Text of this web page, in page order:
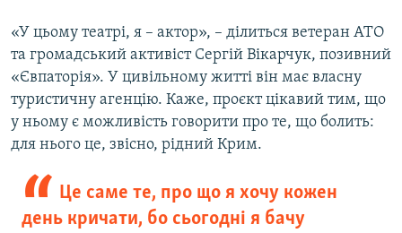
«У цьому театрі, я – актор», – ділиться ветеран АТО
та громадський активіст Сергій Вікарчук, позивний
«Євпаторія». У цивільному житті він має власну
туристичну агенцію. Каже, проєкт цікавий тим, що
у ньому є можливість говорити про те, що болить:
для нього це, звісно, рідний Крим.
Це саме те, про що я хочу кожен
день кричати, бо сьогодні я бачу